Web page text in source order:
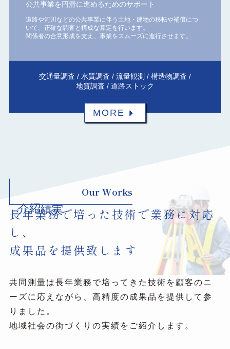
公共事業を円滑に進めるためのサポート
道路や河川などの公共事業に伴う土地・建物の移転や補償につ
いて、正確な調査と構成な算定を行います。
関係者の合意形成を支え、事業をスムーズに進行させます。
交通量調査 / 水質調査 / 流量観測 / 構造物調査 /
地質調査 / 道路ストック
MORE
Our Works
長年業務で培った技術で業務に対応
し、
成果品を提供致します
共同測量は長年業務で培ってきた技術を顧客のニ
ーズに応えながら、高精度の成果品を提供して参
りました。
地域社会の街づくりの実績をご紹介します。